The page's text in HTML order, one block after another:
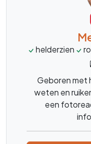
helderzien
Geboren met
weten en
een